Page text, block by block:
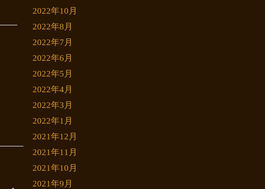
2022年10月
2022年8月
2022年7月
2022年6月
2022年5月
2022年4月
2022年3月
2022年1月
2021年12月
2021年11月
2021年10月
2021年9月